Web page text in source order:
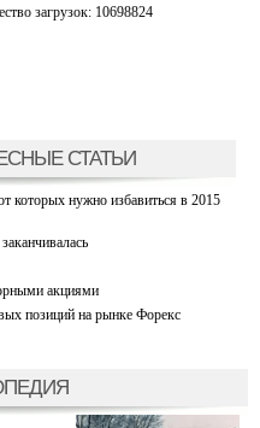
загрузок: 10698824
СТАТЬИ
которых нужно избавиться в 2015
акциями
позиций на рынке Форекс